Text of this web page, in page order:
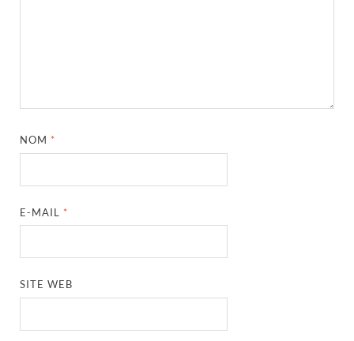
NOM *
E-MAIL *
SITE WEB